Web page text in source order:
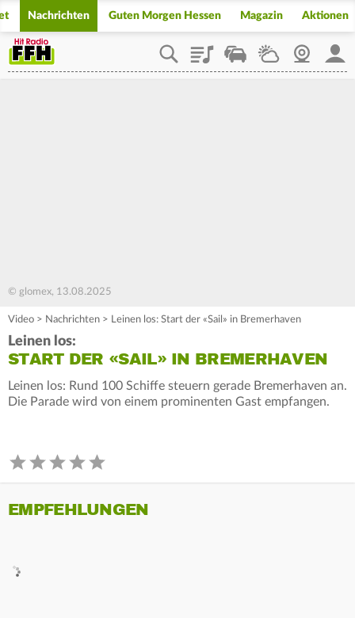
Nachrichten Guten Morgen Hessen Magazin Aktionen
PlaylistStaupilotWetterWebcam
© glomex, 13.08.2025
Video > Nachrichten > Leinen los: Start der «Sail» in Bremerhaven
Leinen los:
START DER «SAIL» IN BREMERHAVEN
Leinen los: Rund 100 Schiffe steuern gerade Bremerhaven an.
Die Parade wird von einem prominenten Gast empfangen.
EMPFEHLUNGEN